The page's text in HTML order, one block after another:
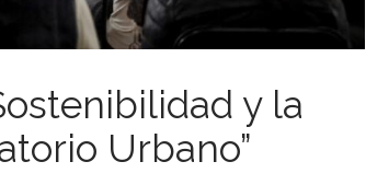
y la
Urbano”